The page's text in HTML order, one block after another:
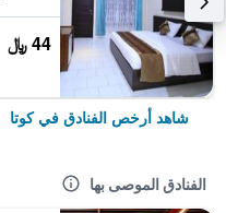
44 ﷼
شاهد أرخص الفنادق في كوتا
الفنادق الموصى بها